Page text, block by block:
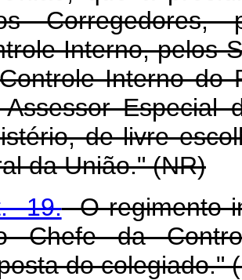
Corregedores,
Interno, pelos
Interno do
Especial
de livre
da União." (NR)
19.O regimento
Chefe da
do colegiado."